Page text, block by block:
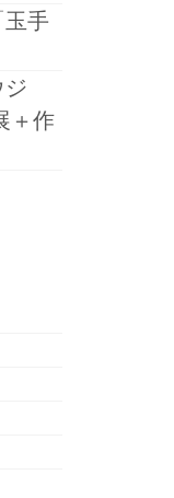
玉手
ジ
＋作